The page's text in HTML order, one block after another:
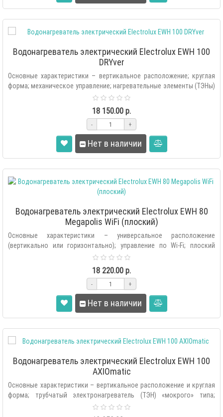
Водонагреватель электрический Electrolux EWH 100
DRYver
Основные характеристики – вертикальное расположение; круглая
форма; механическое управление; нагревательные элементы (ТЭНы)
18 150.00 р.
- +
Нет в наличии
Водонагреватель электрический Electrolux EWH 80
Megapolis WiFi (плоский)
Основные характеристики – универсальное расположение
(вертикально или горизонтально); управление по Wi-Fi; плоский
18 220.00 р.
- +
Нет в наличии
Водонагреватель электрический Electrolux EWH 100
AXIOmatic
Основные характеристики – вертикальное расположение и круглая
форма; трубчатый электронагреватель (ТЭН) «мокрого» типа;